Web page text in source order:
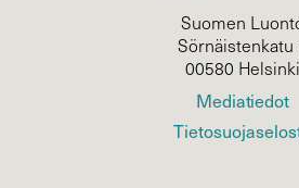
Suomen
Sörnäistenkatu
00580 Helsinki
Mediatiedot